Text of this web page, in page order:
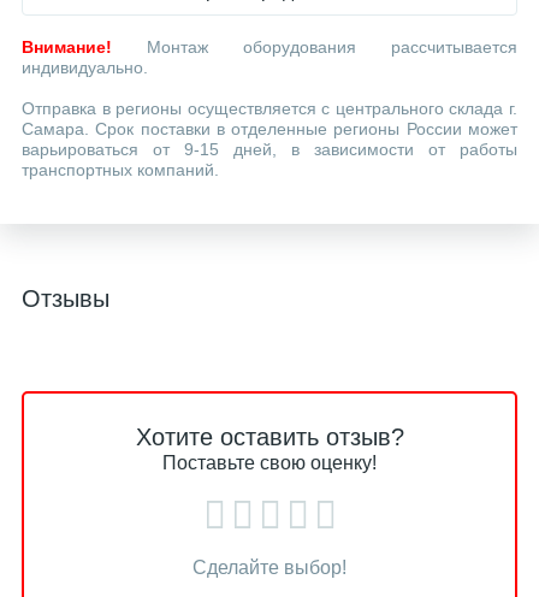
Внимание! Монтаж оборудования рассчитывается
индивидуально.
Отправка в регионы осуществляется с центрального склада г.
Самара. Срок поставки в отделенные регионы России может
варьироваться от 9-15 дней, в зависимости от работы
транспортных компаний.
Отзывы
Хотите оставить отзыв?
Поставьте свою оценку!
Сделайте выбор!